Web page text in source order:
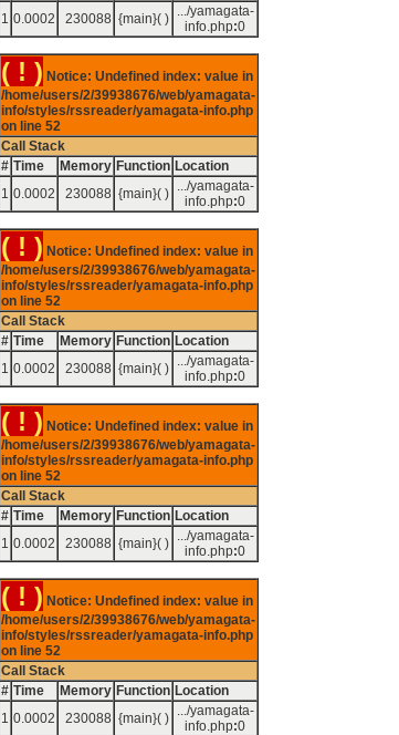
1 0.0002 230088 {main}( )
.../yamagata-
info.php:0
( ! ) Notice: Undefined index: value in
/home/users/2/39938676/web/yamagata-
info/styles/rssreader/yamagata-info.php
on line 52
Call Stack
# Time Memory Function Location
1 0.0002 230088 {main}( )
.../yamagata-
info.php:0
( ! ) Notice: Undefined index: value in
/home/users/2/39938676/web/yamagata-
info/styles/rssreader/yamagata-info.php
on line 52
Call Stack
# Time Memory Function Location
1 0.0002 230088 {main}( )
.../yamagata-
info.php:0
( ! ) Notice: Undefined index: value in
/home/users/2/39938676/web/yamagata-
info/styles/rssreader/yamagata-info.php
on line 52
Call Stack
# Time Memory Function Location
1 0.0002 230088 {main}( )
.../yamagata-
info.php:0
( ! ) Notice: Undefined index: value in
/home/users/2/39938676/web/yamagata-
info/styles/rssreader/yamagata-info.php
on line 52
Call Stack
# Time Memory Function Location
1 0.0002 230088 {main}( )
.../yamagata-
info.php:0